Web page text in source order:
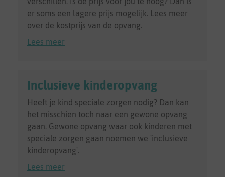
er soms een lagere prijs mogelijk. Lees meer
over de kostprijs van de opvang.
Lees meer
Inclusieve kinderopvang
Heeft je kind speciale zorgen nodig? Dan kan
het misschien toch naar een gewone opvang
gaan. Gewone opvang waar ook kinderen met
speciale zorgen gaan noemen we 'inclusieve
kinderopvang'.
Lees meer